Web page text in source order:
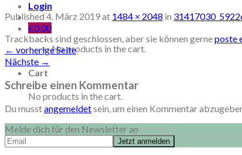
Login
€0,00
No products in the cart.
Cart
No products in the cart.
Published 4. März 2019at 1484 × 2048 in
Trackbacks sind geschlossen, aber sie können gerneposte
← vorherige Seite
Nächste →
Schreibe einen Kommentar
Du musstangemeldetsein, um einen Kommentar
Melde dich für den Newsletter an